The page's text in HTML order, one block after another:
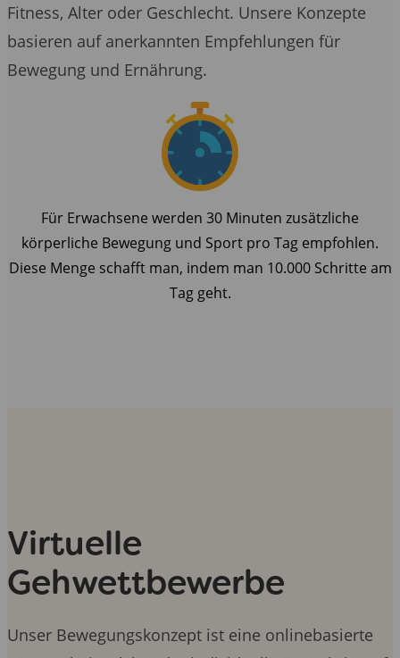
Fitness, Alter oder Geschlecht. Unsere Konzepte
basieren auf anerkannten Empfehlungen für
Bewegung und Ernährung.
Für Erwachsene werden 30 Minuten zusätzliche
körperliche Bewegung und Sport pro Tag empfohlen.
Diese Menge schafft man, indem man 10.000 Schritte am
Tag geht.
Virtuelle
Gehwettbewerbe
Unser Bewegungskonzept ist eine onlinebasierte